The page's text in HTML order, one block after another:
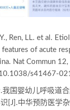
Ren, LL. et al.
of acute
Nat Commun
s41467-
我国婴幼儿呼吸道
[J].中华预防医学杂